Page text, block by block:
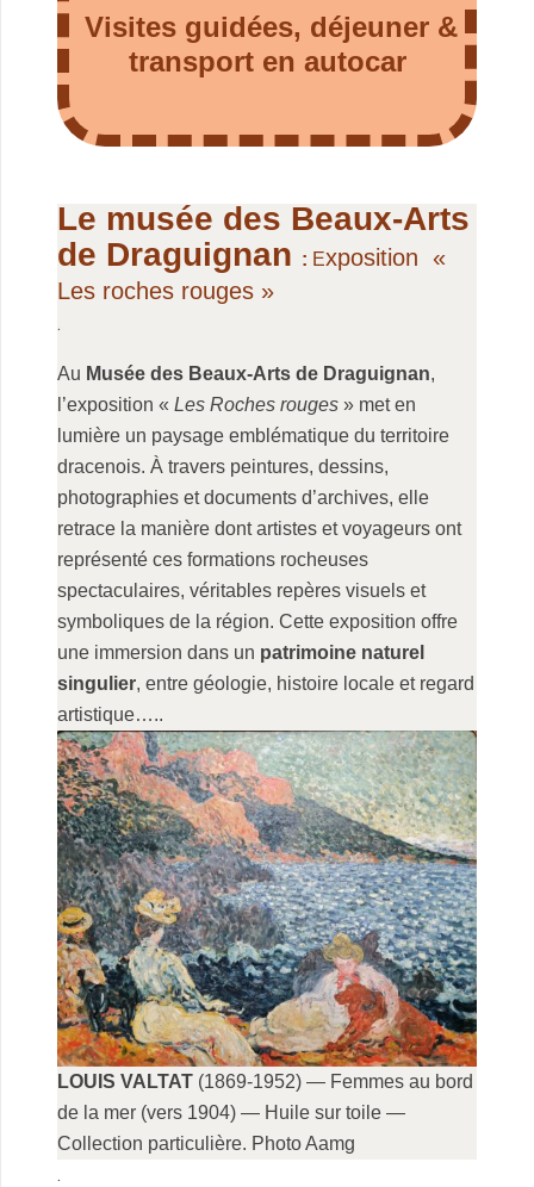
Visites guidées, déjeuner &
transport en autocar
.
Le musée des Beaux-Arts
de Draguignan : Exposition «
Les roches rouges »
.
Au Musée des Beaux-Arts de Draguignan,
l’exposition « Les Roches rouges » met en
lumière un paysage emblématique du territoire
dracenois. À travers peintures, dessins,
photographies et documents d’archives, elle
retrace la manière dont artistes et voyageurs ont
représenté ces formations rocheuses
spectaculaires, véritables repères visuels et
symboliques de la région. Cette exposition offre
une immersion dans un patrimoine naturel
singulier, entre géologie, histoire locale et regard
artistique…..
LOUIS VALTAT (1869-1952) — Femmes au bord
de la mer (vers 1904) — Huile sur toile —
Collection particulière. Photo Aamg
.